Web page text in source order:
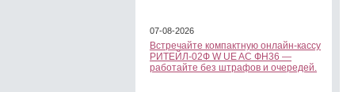
07-08-2026
Встречайте компактную онлайн-кассу
РИТЕЙЛ-02Ф W UE AC ФН36 —
работайте без штрафов и очередей.